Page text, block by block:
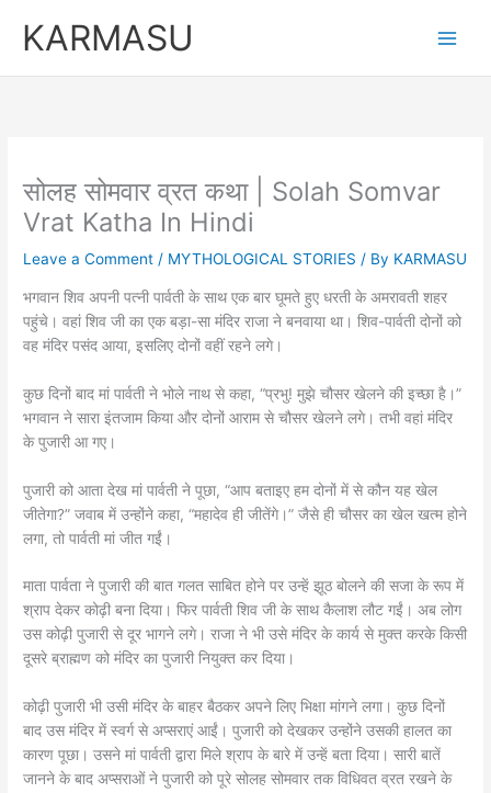
KARMASU
सोलह सोमवार व्रत कथा | Solah Somvar
Vrat Katha In Hindi
Leave a Comment / MYTHOLOGICAL STORIES / By KARMASU
भगवान शिव अपनी पत्नी पार्वती के साथ एक बार घूमते हुए धरती के अमरावती शहर
पहुंचे। वहां शिव जी का एक बड़ा-सा मंदिर राजा ने बनवाया था। शिव-पार्वती दोनों को
वह मंदिर पसंद आया, इसलिए दोनों वहीं रहने लगे।
कुछ दिनों बाद मां पार्वती ने भोले नाथ से कहा, “प्रभु! मुझे चौसर खेलने की इच्छा है।”
भगवान ने सारा इंतजाम किया और दोनों आराम से चौसर खेलने लगे। तभी वहां मंदिर
के पुजारी आ गए।
पुजारी को आता देख मां पार्वती ने पूछा, “आप बताइए हम दोनों में से कौन यह खेल
जीतेगा?” जवाब में उन्होंने कहा, “महादेव ही जीतेंगे।” जैसे ही चौसर का खेल खत्म होने
लगा, तो पार्वती मां जीत गईं।
माता पार्वता ने पुजारी की बात गलत साबित होने पर उन्हें झूठ बोलने की सजा के रूप में
श्राप देकर कोढ़ी बना दिया। फिर पार्वती शिव जी के साथ कैलाश लौट गईं। अब लोग
उस कोढ़ी पुजारी से दूर भागने लगे। राजा ने भी उसे मंदिर के कार्य से मुक्त करके किसी
दूसरे ब्राह्मण को मंदिर का पुजारी नियुक्त कर दिया।
कोढ़ी पुजारी भी उसी मंदिर के बाहर बैठकर अपने लिए भिक्षा मांगने लगा। कुछ दिनों
बाद उस मंदिर में स्वर्ग से अप्सराएं आईं। पुजारी को देखकर उन्होंने उसकी हालत का
कारण पूछा। उसने मां पार्वती द्वारा मिले श्राप के बारे में उन्हें बता दिया। सारी बातें
जानने के बाद अप्सराओं ने पुजारी को पूरे सोलह सोमवार तक विधिवत व्रत रखने के